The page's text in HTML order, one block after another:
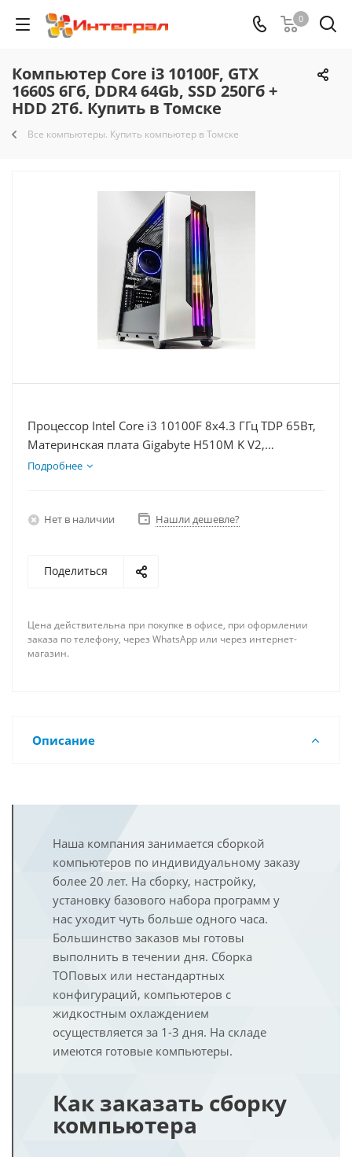
0
Компьютер Core i3 10100F, GTX
1660S 6Гб, DDR4 64Gb, SSD 250Гб +
HDD 2Тб. Купить в Томске
Все компьютеры. Купить компьютер в Томске
Процессор Intel Core i3 10100F 8x4.3 ГГц TDP 65Вт,
Материнская плата Gigabyte H510M K V2,
Видеокарта GTX 1660S 6Гб, Память DDR4 64Gb,
Подробнее
Нет в наличии Нашли дешевле?
Поделиться
Цена действительна при покупке в офисе, при оформлении
заказа по телефону, через WhatsApp или через интернет-
магазин.
Описание
Наша компания занимается сборкой
компьютеров по индивидуальному заказу
более 20 лет. На сборку, настройку,
установку базового набора программ у
нас уходит чуть больше одного часа.
Большинство заказов мы готовы
выполнить в течении дня. Сборка
ТОПовых или нестандартных
конфигураций, компьютеров с
жидкостным охлаждением
осуществляется за 1-3 дня. На складе
имеются готовые компьютеры.
Как заказать сборку
компьютера